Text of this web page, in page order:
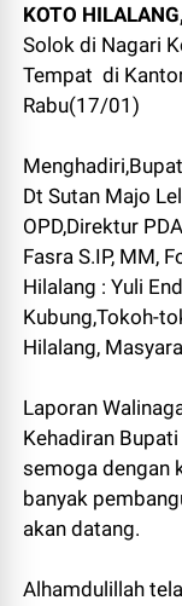
KOTO
Solok di Nagari
Tempat di
Rabu(17/01)
Dt Sutan Majo
OPD,Direktur
Fasra S.IP, MM,
Hilalang : Yuli
Kubung,Tokoh-
Hilalang,
Laporan
Kehadiran
semoga dengan
banyak
akan datang.
Alhamdulillah